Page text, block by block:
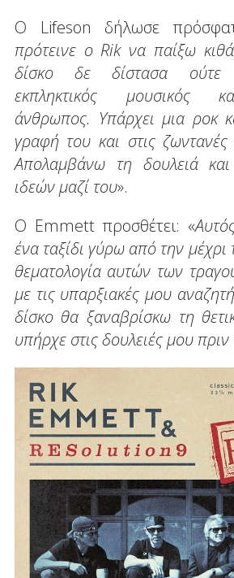
Ο Lifeson δήλωσε
πρότεινε ο Rik να παίξω
δίσκο δε δίστασα ούτε
εκπληκτικός μουσικός
άνθρωπος. Υπάρχει μια ροκ
γραφή του και στις ζωντανές
Απολαμβάνω τη δουλειά
ιδεών μαζί του».
Ο Emmett προσθέτει: «
ένα ταξίδι γύρω από την
θεματολογία αυτών των
με τις υπαρξιακέςμου
δίσκο θα ξαναβρίσκω τη
υπήρχε στις δουλειές μου